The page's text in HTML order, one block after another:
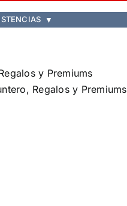
▼
y Premiums
, Regalos y Premiums